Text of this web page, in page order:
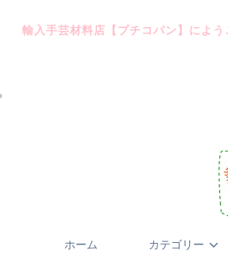
輸入手芸材料店【プチコパン】によ
ホーム カテゴリー